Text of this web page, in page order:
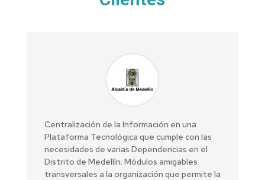
Centralización de la Información en una
Plataforma Tecnológica que cumple con las
necesidades de varias Dependencias en el
Distrito de Medellín. Módulos amigables
transversales a la organización que permite la